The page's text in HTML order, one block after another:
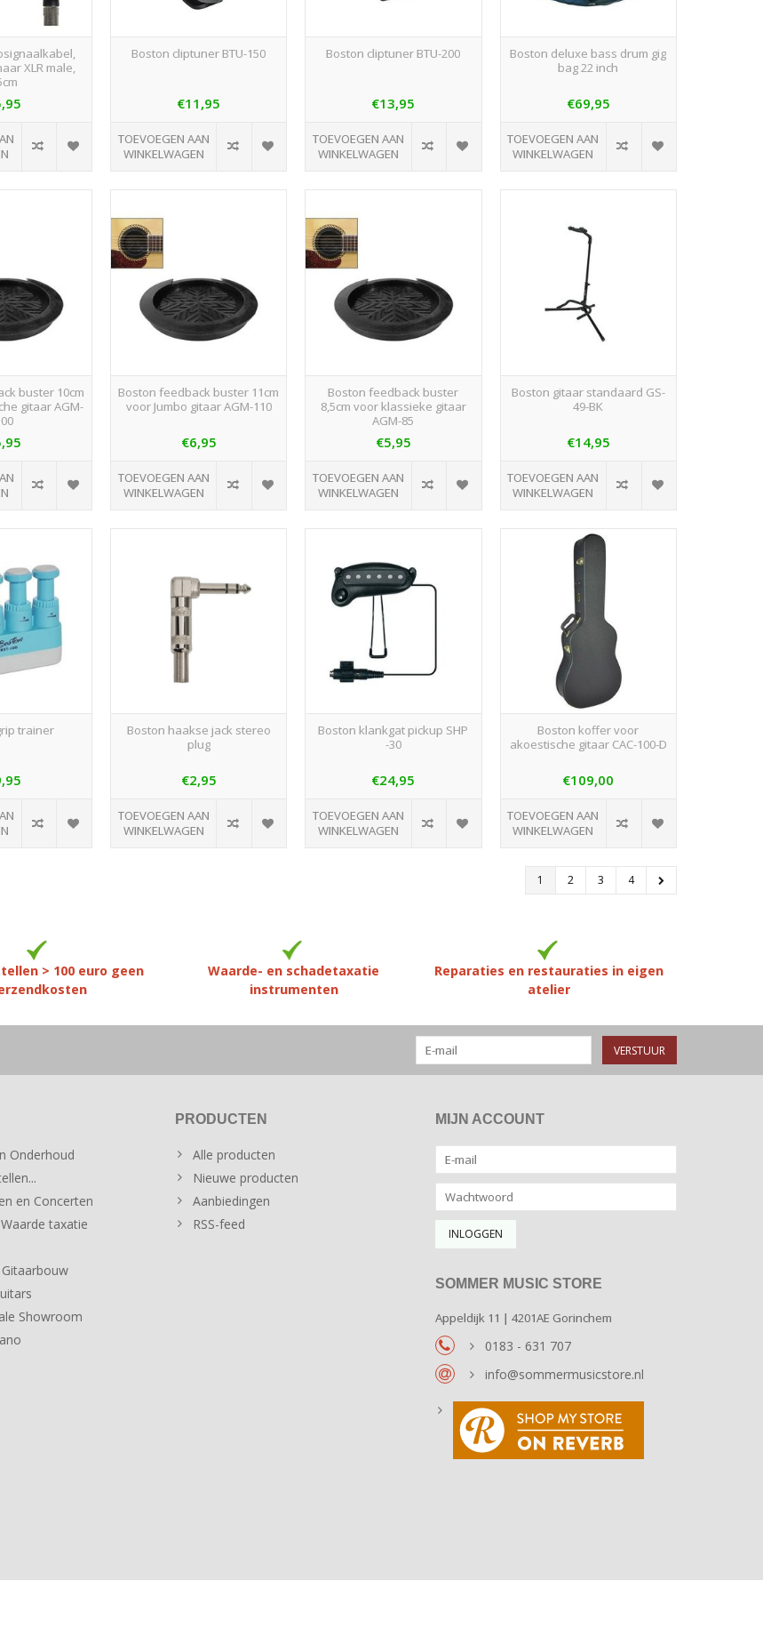
XLR male,
Boston cliptuner BTU-150
€11,95
TOEVOEGEN AAN
WINKELWAGEN
Boston cliptuner BTU-200
€13,95
TOEVOEGEN AAN
WINKELWAGEN
Boston deluxe bass drum gig
bag 22 inch
€69,95
TOEVOEGEN AAN
WINKELWAGEN
buster 10cm
gitaar AGM-
Boston feedback buster 11cm
voor Jumbo gitaar AGM-110
€6,95
TOEVOEGEN AAN
WINKELWAGEN
Boston feedback buster
8,5cm voor klassieke gitaar
AGM-85
€5,95
TOEVOEGEN AAN
WINKELWAGEN
Boston gitaar standaard GS-
49-BK
€14,95
TOEVOEGEN AAN
WINKELWAGEN
trainer
Boston haakse jack stereo
plug
€2,95
TOEVOEGEN AAN
WINKELWAGEN
Boston klankgat pickup SHP
-30
€24,95
TOEVOEGEN AAN
WINKELWAGEN
Boston koffer voor
akoestische gitaar CAC-100-D
€109,00
TOEVOEGEN AAN
WINKELWAGEN
1 2 3 4
> 100 euro geen
Waarde- en schadetaxatie
instrumenten
Reparaties en restauraties in eigen
atelier
VERSTUUR
Onderhoud
en Concerten
taxatie
Showroom
PRODUCTEN
Alle producten
Nieuwe producten
Aanbiedingen
RSS-feed
MIJN ACCOUNT
SOMMER MUSIC STORE
Appeldijk 11 | 4201AE Gorinchem
0183 - 631 707
info@sommermusicstore.nl